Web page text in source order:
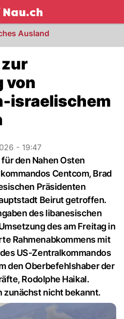
NAU.ch
Ausland
von
israelischem
- 19:47
den Nahen Osten
Centcom, Brad
Präsidenten
Beirut getroffen.
des libanesischen
des am Freitag in
Rahmenabkommens mit
US-Zentralkommandos
den Oberbefehlshaber der
Rodolphe Haikal.
zunächst nicht bekannt.